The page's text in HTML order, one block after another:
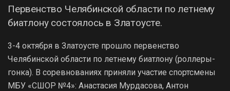
Первенство Челябинской области по летнему
биатлону состоялось в Златоусте.
3-4 октября в Златоусте прошло первенство
Челябинской области по летнему биатлону (роллеры-
гонка). В соревнованиях приняли участие спортсмены
МБУ «СШОР №4»: Анастасия Мурдасова, Антон